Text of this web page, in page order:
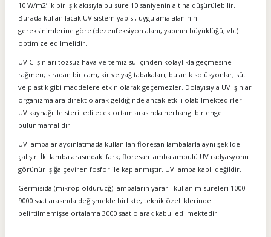
10 W/m2’lik bir ışık akısıyla bu süre 10 saniyenin altına düşürülebilir.
Burada kullanılacak UV sistem yapısı, uygulama alanının
gereksinimlerine göre (dezenfeksiyon alanı, yapının büyüklüğü, vb.)
optimize edilmelidir.
UV C ışınları tozsuz hava ve temiz su içinden kolaylıkla geçmesine
rağmen; sıradan bir cam, kir ve yağ tabakaları, bulanık solüsyonlar, süt
ve plastik gibi maddelere etkin olarak geçemezler. Dolayısıyla UV ışınlar
organizmalara direkt olarak geldiğinde ancak etkili olabilmektedirler.
UV kaynağı ile steril edilecek ortam arasında herhangi bir engel
bulunmamalıdır.
UV lambalar aydınlatmada kullanılan floresan lambalarla aynı şekilde
çalışır. İki lamba arasındaki fark; floresan lamba ampulü UV radyasyonu
görünür ışığa çeviren fosfor ile kaplanmıştır. UV lamba kaplı değildir.
Germisidal(mikrop öldürücğ) lambaların yararlı kullanım süreleri 1000-
9000 saat arasında değişmekle birlikte, teknik özelliklerinde
belirtilmemişse ortalama 3000 saat olarak kabul edilmektedir.